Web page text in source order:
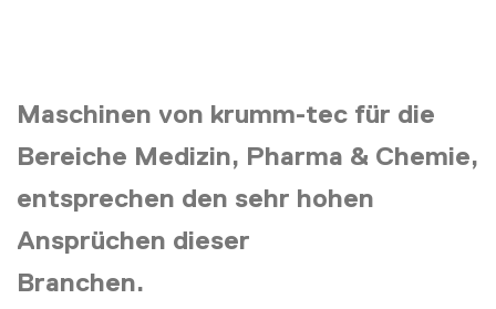
Maschinen von krumm-tec für die
Bereiche Medizin, Pharma & Chemie,
entsprechen den sehr hohen
Ansprüchen dieser
Branchen.